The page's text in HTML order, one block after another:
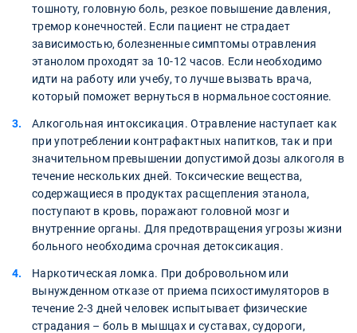
тошноту, головную боль, резкое повышение давления,
тремор конечностей. Если пациент не страдает
зависимостью, болезненные симптомы отравления
этанолом проходят за 10-12 часов. Если необходимо
идти на работу или учебу, то лучше вызвать врача,
который поможет вернуться в нормальное состояние.
Алкогольная интоксикация. Отравление наступает как
при употреблении контрафактных напитков, так и при
значительном превышении допустимой дозы алкоголя в
течение нескольких дней. Токсические вещества,
содержащиеся в продуктах расщепления этанола,
поступают в кровь, поражают головной мозг и
внутренние органы. Для предотвращения угрозы жизни
больного необходима срочная детоксикация.
Наркотическая ломка. При добровольном или
вынужденном отказе от приема психостимуляторов в
течение 2-3 дней человек испытывает физические
страдания – боль в мышцах и суставах, судороги,